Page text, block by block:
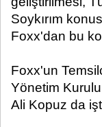
Soykırım
Foxx'dan bu
Foxx'un
Yönetim Kurulu
Ali Kopuz da